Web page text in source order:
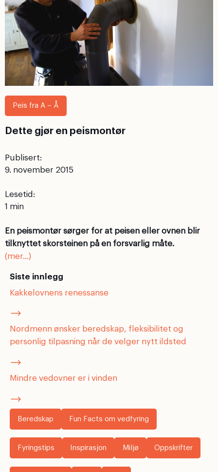
Peis fra A – Å
Dette gjør en peismontør
Publisert:
9. november 2015
Lesetid:
En peismontør sørger for at peisen eller ovnen blir
tilknyttet skorsteinen på en forsvarlig måte.
(mer…)
Siste innlegg
Kakkelovnens renessanse
Nordmenn ønsker beredskap, fleksibilitet og
personlig tilpasning når de velger nytt ildsted
Mindre vedovner er i vinden
Beredskap Fun Facts om vedfyring
Fyringstips Inspirasjon Miljø Oppskrifter